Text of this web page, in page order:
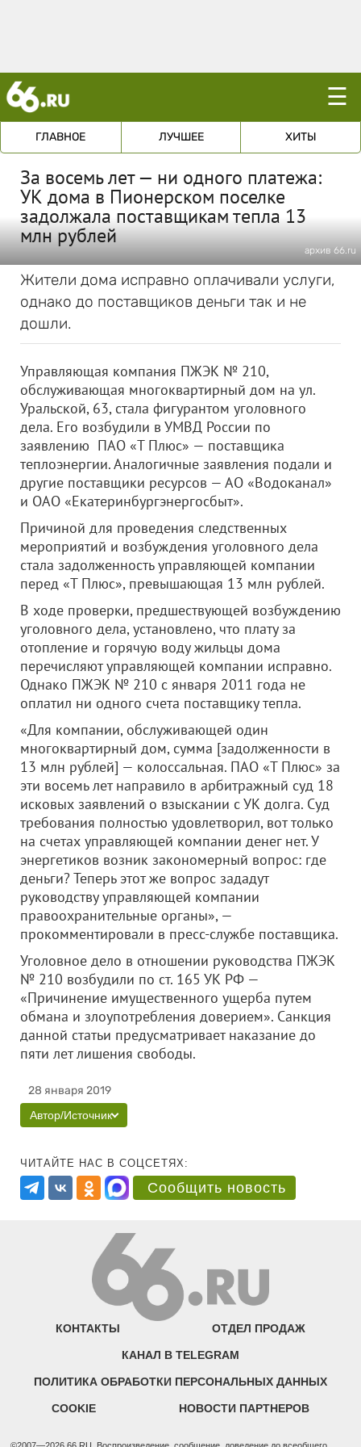
☰
ГЛАВНОЕ ЛУЧШЕЕ ХИТЫ
За восемь лет — ни одного платежа:
УК дома в Пионерском поселке
задолжала поставщикам тепла 13
млн рублей
архив 66.ru
Жители дома исправно оплачивали услуги,
однако до поставщиков деньги так и не
дошли.
Управляющая компания ПЖЭК № 210,
обслуживающая многоквартирный дом на ул.
Уральской, 63, стала фигурантом уголовного
дела. Его возбудили в УМВД России по
заявлению ПАО «Т Плюс» — поставщика
теплоэнергии. Аналогичные заявления подали и
другие поставщики ресурсов — АО «Водоканал»
и ОАО «Екатеринбургэнергосбыт».
Причиной для проведения следственных
мероприятий и возбуждения уголовного дела
стала задолженность управляющей компании
перед «Т Плюс», превышающая 13 млн рублей.
В ходе проверки, предшествующей возбуждению
уголовного дела, установлено, что плату за
отопление и горячую воду жильцы дома
перечисляют управляющей компании исправно.
Однако ПЖЭК № 210 с января 2011 года не
оплатил ни одного счета поставщику тепла.
«Для компании, обслуживающей один
многоквартирный дом, сумма [задолженности в
13 млн рублей] — колоссальная. ПАО «Т Плюс» за
эти восемь лет направило в арбитражный суд 18
исковых заявлений о взыскании с УК долга. Суд
требования полностью удовлетворил, вот только
на счетах управляющей компании денег нет. У
энергетиков возник закономерный вопрос: где
деньги? Теперь этот же вопрос зададут
руководству управляющей компании
правоохранительные органы», —
прокомментировали в пресс-службе поставщика.
Уголовное дело в отношении руководства ПЖЭК
№ 210 возбудили по ст. 165 УК РФ —
«Причинение имущественного ущерба путем
обмана и злоупотребления доверием». Санкция
данной статьи предусматривает наказание до
пяти лет лишения свободы.
28 января 2019
Автор/Источник
ЧИТАЙТЕ НАС В СОЦСЕТЯХ:
Сообщить новость
КОНТАКТЫ ОТДЕЛ ПРОДАЖ
КАНАЛ В TELEGRAM
ПОЛИТИКА ОБРАБОТКИ ПЕРСОНАЛЬНЫХ ДАННЫХ
COOKIE НОВОСТИ ПАРТНЕРОВ